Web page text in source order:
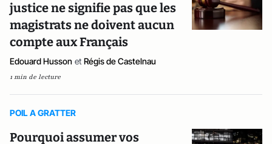
justice ne signifie pas que les
magistrats ne doivent aucun
compte aux Français
Edouard Husson et Régis de Castelnau
1 min de lecture
POIL A GRATTER
Pourquoi assumer vos